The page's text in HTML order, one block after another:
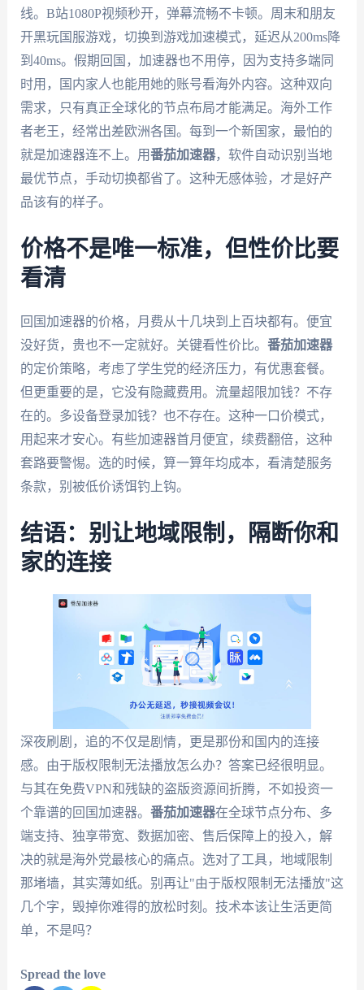
线。B站1080P视频秒开，弹幕流畅不卡顿。周末和朋友
开黑玩国服游戏，切换到游戏加速模式，延迟从200ms降
到40ms。假期回国，加速器也不用停，因为支持多端同
时用，国内家人也能用她的账号看海外内容。这种双向
需求，只有真正全球化的节点布局才能满足。海外工作
者老王，经常出差欧洲各国。每到一个新国家，最怕的
就是加速器连不上。用番茄加速器，软件自动识别当地
最优节点，手动切换都省了。这种无感体验，才是好产
品该有的样子。
价格不是唯一标准，但性价比要
看清
回国加速器的价格，月费从十几块到上百块都有。便宜
没好货，贵也不一定就好。关键看性价比。 番茄加速器
的定价策略，考虑了学生党的经济压力，有优惠套餐。
但更重要的是，它没有隐藏费用。流量超限加钱？不存
在的。多设备登录加钱？也不存在。这种一口价模式，
用起来才安心。有些加速器首月便宜，续费翻倍，这种
套路要警惕。选的时候，算一算年均成本，看清楚服务
条款，别被低价诱饵钓上钩。
结语：别让地域限制，隔断你和
家的连接
深夜刷剧，追的不仅是剧情，更是那份和国内的连接
感。由于版权限制无法播放怎么办？答案已经很明显。
与其在免费VPN和残缺的盗版资源间折腾，不如投资一
个靠谱的回国加速器。 番茄加速器在全球节点分布、多
端支持、独享带宽、数据加密、售后保障上的投入，解
决的就是海外党最核心的痛点。选对了工具，地域限制
那堵墙，其实薄如纸。别再让"由于版权限制无法播放"这
几个字，毁掉你难得的放松时刻。技术本该让生活更简
单，不是吗？
Spread the love